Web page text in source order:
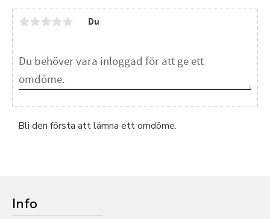
Du
Bli den första att lämna ett omdöme.
Info